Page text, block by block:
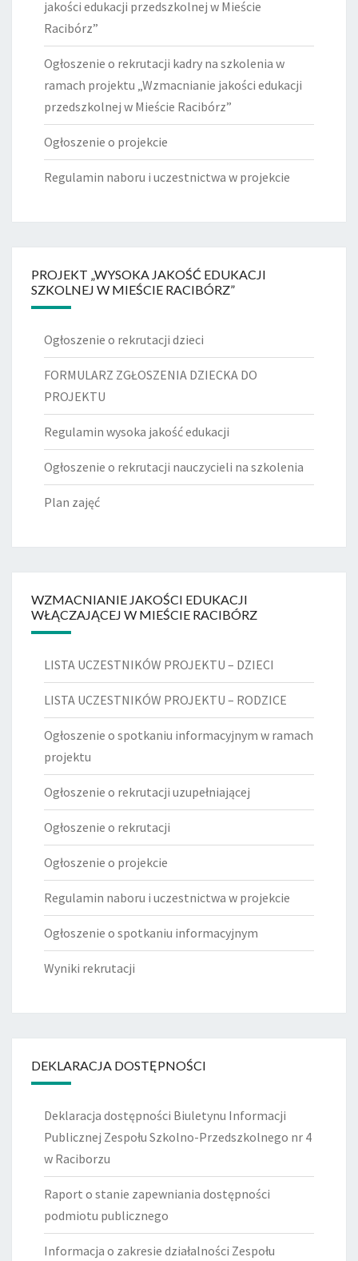
jakości edukacji przedszkolnej w Mieście
Racibórz”
Ogłoszenie o rekrutacji kadry na szkolenia w
ramach projektu „Wzmacnianie jakości edukacji
przedszkolnej w Mieście Racibórz”
Ogłoszenie o projekcie
Regulamin naboru i uczestnictwa w projekcie
PROJEKT „WYSOKA JAKOŚĆ EDUKACJI
SZKOLNEJ W MIEŚCIE RACIBÓRZ”
Ogłoszenie o rekrutacji dzieci
FORMULARZ ZGŁOSZENIA DZIECKA DO
PROJEKTU
Regulamin wysoka jakość edukacji
Ogłoszenie o rekrutacji nauczycieli na szkolenia
Plan zajęć
WZMACNIANIE JAKOŚCI EDUKACJI
WŁĄCZAJĄCEJ W MIEŚCIE RACIBÓRZ
LISTA UCZESTNIKÓW PROJEKTU – DZIECI
LISTA UCZESTNIKÓW PROJEKTU – RODZICE
Ogłoszenie o spotkaniu informacyjnym w ramach
projektu
Ogłoszenie o rekrutacji uzupełniającej
Ogłoszenie o rekrutacji
Ogłoszenie o projekcie
Regulamin naboru i uczestnictwa w projekcie
Ogłoszenie o spotkaniu informacyjnym
Wyniki rekrutacji
DEKLARACJA DOSTĘPNOŚCI
Deklaracja dostępności Biuletynu Informacji
Publicznej Zespołu Szkolno-Przedszkolnego nr 4
w Raciborzu
Raport o stanie zapewniania dostępności
podmiotu publicznego
Informacja o zakresie działalności Zespołu